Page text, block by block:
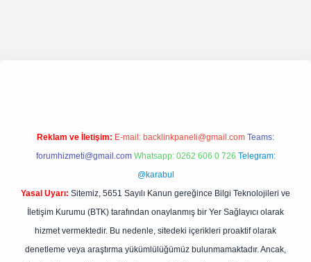
Reklam ve İletişim: E-mail: backlinkpaneli@gmail.com Teams:
forumhizmeti@gmail.com Whatsapp: 0262 606 0 726 Telegram:
@karabul
Yasal Uyarı: Sitemiz, 5651 Sayılı Kanun gereğince Bilgi Teknolojileri ve
İletişim Kurumu (BTK) tarafından onaylanmış bir Yer Sağlayıcı olarak
hizmet vermektedir. Bu nedenle, sitedeki içerikleri proaktif olarak
denetleme veya araştırma yükümlülüğümüz bulunmamaktadır. Ancak,